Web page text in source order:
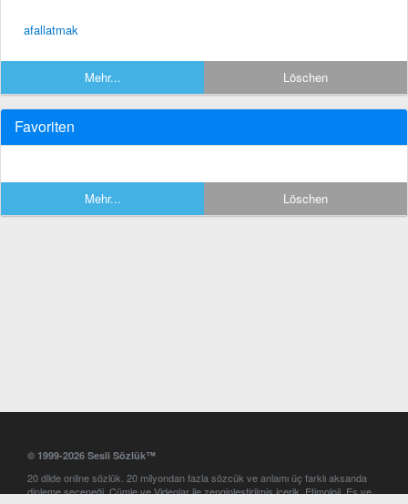
afallatmak
Mehr... Löschen
Favoriten
Mehr... Löschen
© 1999-2026 Sesli Sözlük™
20 dilde online sözlük. 20 milyondan fazla sözcük ve anlamı üç farklı aksanda
dinleme seçeneği. Cümle ve Videolar ile zenginleştirilmiş içerik. Etimoloji, Eş ve